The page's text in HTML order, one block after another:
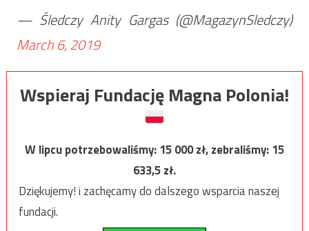
— Śledczy Anity Gargas (@MagazynSledczy)
March 6, 2019
Wspieraj Fundację Magna Polonia!
W lipcu potrzebowaliśmy:15 000zł, zebraliśmy:15
633,5zł.
Dziękujemy! i zachęcamy do dalszego wsparcia naszej
fundacji.